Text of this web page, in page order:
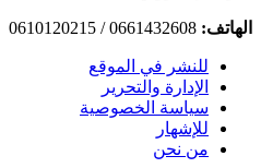
الهاتف: 0661432608 / 0610120215
للنشر في الموقع
الإدارة والتحرير
سياسة الخصوصية
للإشهار
من نحن